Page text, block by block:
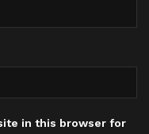
in this browser for